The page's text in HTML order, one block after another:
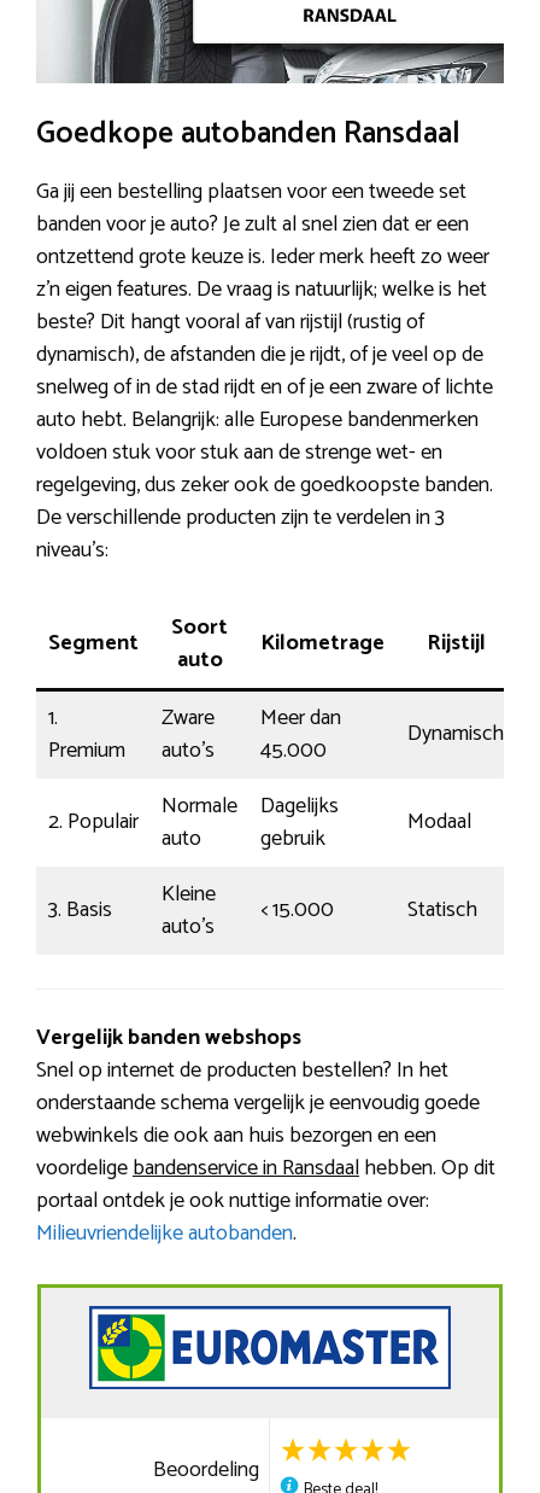
Goedkope autobanden Ransdaal
Ga jij een bestelling plaatsen voor een tweede set
banden voor je auto? Je zult al snel zien dat er een
ontzettend grote keuze is. Ieder merk heeft zo weer
z’n eigen features. De vraag is natuurlijk; welke is het
beste? Dit hangt vooral af van rijstijl (rustig of
dynamisch), de afstanden die je rijdt, of je veel op de
snelweg of in de stad rijdt en of je een zware of lichte
auto hebt. Belangrijk: alle Europese bandenmerken
voldoen stuk voor stuk aan de strenge wet- en
regelgeving, dus zeker ook de goedkoopste banden.
De verschillende producten zijn te verdelen in 3
niveau’s:
Segment
Soort
auto
Kilometrage Rijstijl
1.
Premium
Zware
auto’s
Meer dan
45.000
Dynamisch
2. Populair
Normale
auto
Dagelijks
gebruik
Modaal
3. Basis
Kleine
auto’s
< 15.000 Statisch
Vergelijk banden webshops
Snel op internet de producten bestellen? In het
onderstaande schema vergelijk je eenvoudig goede
webwinkels die ook aan huis bezorgen en een
voordeligebandenservice in Ransdaalhebben. Op dit
portaal ontdek je ook nuttige informatie over:
Milieuvriendelijke autobanden.
Beoordeling